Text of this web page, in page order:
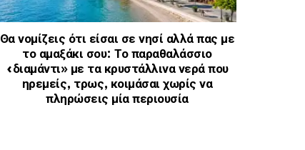
Θα νομίζεις ότι είσαι σε νησί αλλά πας με
το αμαξάκι σου: Το παραθαλάσσιο
«διαμάντι» με τα κρυστάλλινα νερά που
ηρεμείς, τρως, κοιμάσαι χωρίς να
πληρώσεις μία περιουσία